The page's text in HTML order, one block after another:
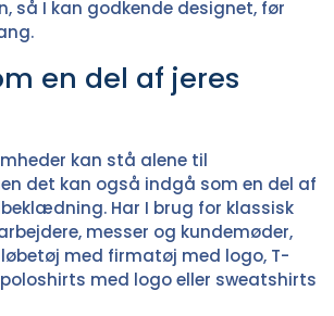
så I kan godkende designet, før
en del af jeres
kan stå alene til
det kan også indgå som en del af
Har I brug for klassisk
messer og kundemøder,
med firmatøj med logo, T-
poloshirts med logoeller sweatshirts